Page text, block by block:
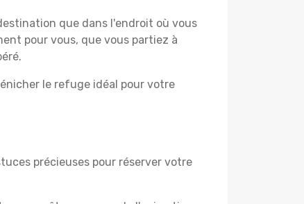
que dans l'endroit où vous
pour vous, que vous partiez à
le refuge idéal pour votre
précieuses pour réserver votre